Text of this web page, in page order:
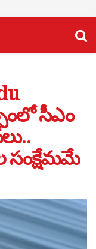
సీఎం
సంక్షేమమే